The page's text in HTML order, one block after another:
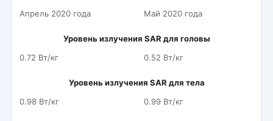
Апрель 2020 года
Май 2020 года
Уровень излучения SAR для головы
0.72 Вт/кг
0.52 Вт/кг
Уровень излучения SAR для тела
0.98 Вт/кг
0.99 Вт/кг